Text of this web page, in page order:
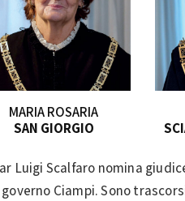
MARIA ROSARIA
SAN GIORGIO
Luigi Scalfaro nomina
Ciampi. Sono